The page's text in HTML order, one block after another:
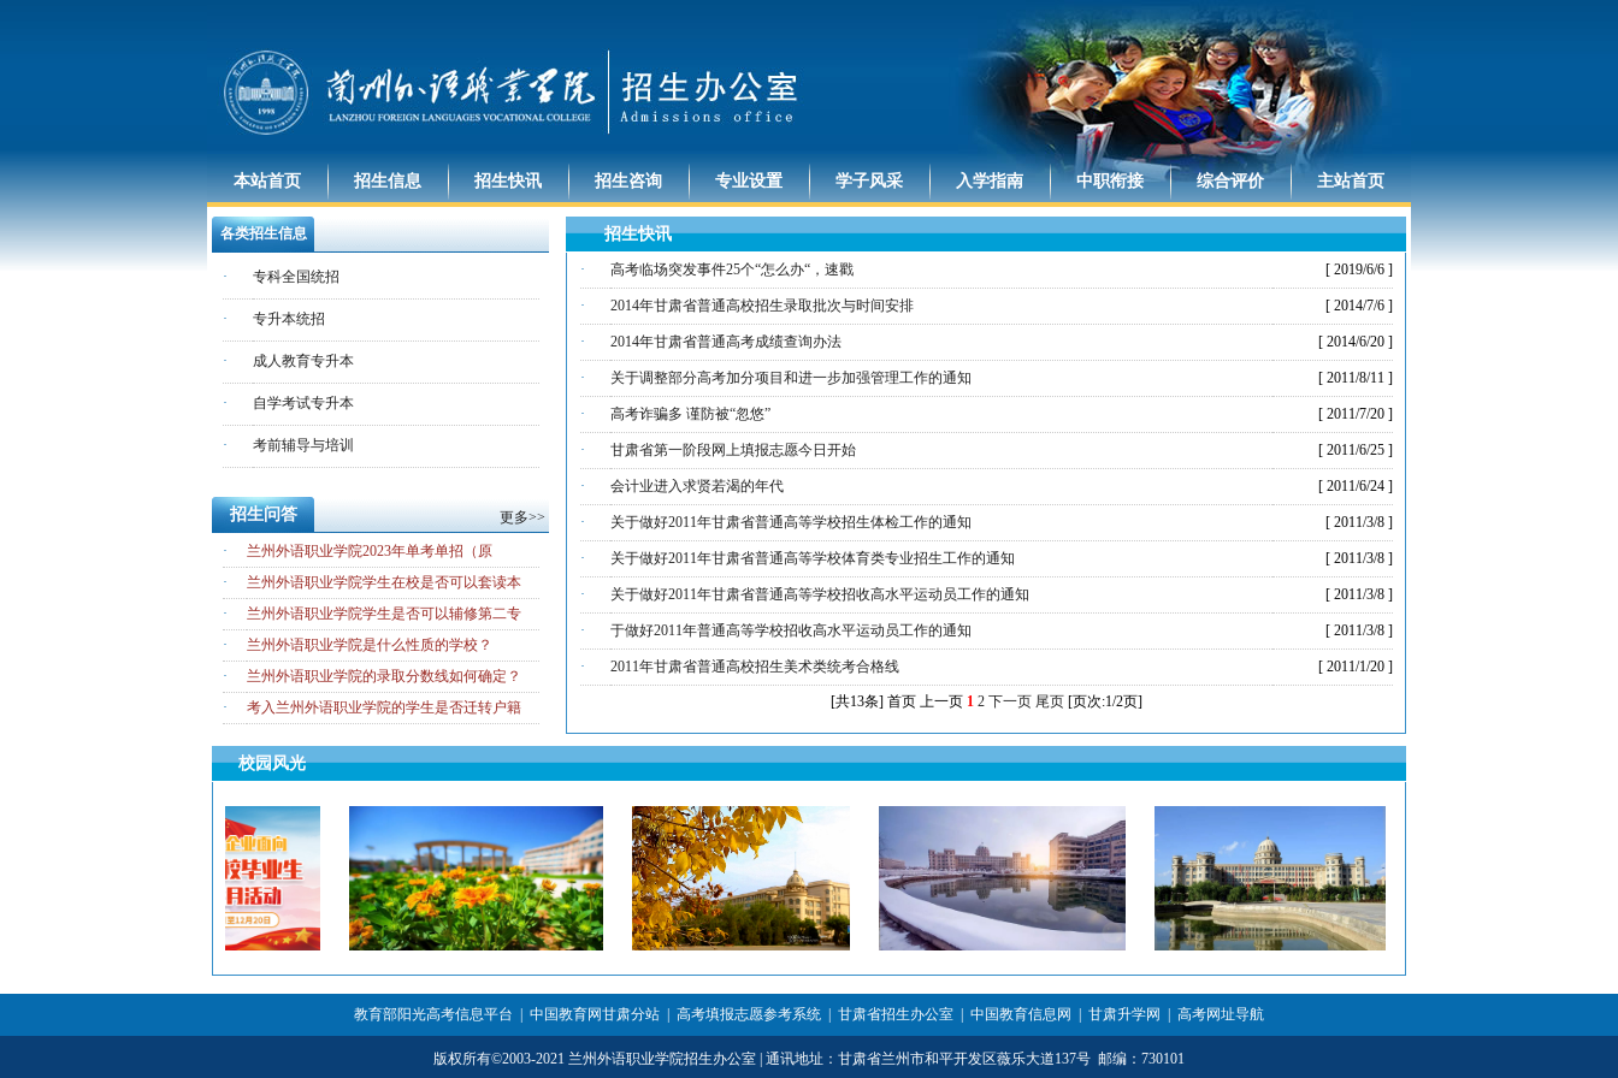
本站首页 招生信息 招生快讯 招生咨询 专业设置 学子风采 入学指南 中职衔接 综合评价 主站首页
各类招生信息
· 专科全国统招
· 专升本统招
· 成人教育专升本
· 自学考试专升本
· 考前辅导与培训
招生问答
更多>>
·
兰州外语职业学院2023年单考单招（原
·
兰州外语职业学院学生在校是否可以套读本
·
兰州外语职业学院学生是否可以辅修第二专
·
兰州外语职业学院是什么性质的学校？
·
兰州外语职业学院的录取分数线如何确定？
·
考入兰州外语职业学院的学生是否迁转户籍
招生快讯
· 高考临场突发事件25个“怎么办“，速戳 [ 2019/6/6 ]
· 2014年甘肃省普通高校招生录取批次与时间安排 [ 2014/7/6 ]
· 2014年甘肃省普通高考成绩查询办法 [ 2014/6/20 ]
· 关于调整部分高考加分项目和进一步加强管理工作的通知 [ 2011/8/11 ]
· 高考诈骗多 谨防被“忽悠” [ 2011/7/20 ]
· 甘肃省第一阶段网上填报志愿今日开始 [ 2011/6/25 ]
· 会计业进入求贤若渴的年代 [ 2011/6/24 ]
· 关于做好2011年甘肃省普通高等学校招生体检工作的通知 [ 2011/3/8 ]
· 关于做好2011年甘肃省普通高等学校体育类专业招生工作的通知 [ 2011/3/8 ]
· 关于做好2011年甘肃省普通高等学校招收高水平运动员工作的通知 [ 2011/3/8 ]
· 于做好2011年普通高等学校招收高水平运动员工作的通知 [ 2011/3/8 ]
· 2011年甘肃省普通高校招生美术类统考合格线 [ 2011/1/20 ]
[共13条] 首页 上一页 1 2 下一页 尾页 [页次:1/2页]
校园风光
教育部阳光高考信息平台 中国教育网甘肃分站 高考填报志愿参考系统 甘肃省招生办公室 中国教育信息网 甘肃升学网 高考网址导航
版权所有©2003-2021 兰州外语职业学院招生办公室 | 通讯地址：甘肃省兰州市和平开发区薇乐大道137号 邮编：730101